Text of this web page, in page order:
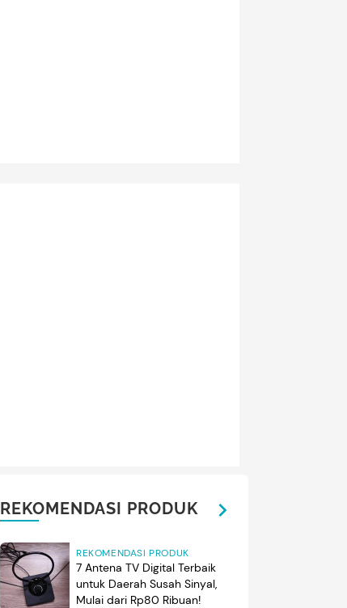
REKOMENDASI PRODUK
REKOMENDASI PRODUK
7 Antena TV Digital Terbaik
untuk Daerah Susah Sinyal,
Mulai dari Rp80 Ribuan!